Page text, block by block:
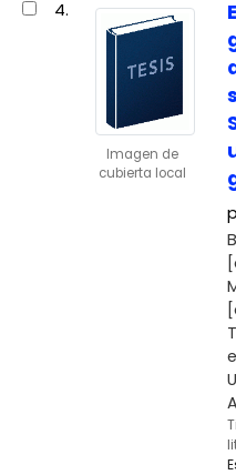
4.
Imagen de
cubierta local